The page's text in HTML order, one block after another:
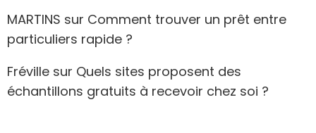
MARTINS sur Comment trouver un prêt entre
particuliers rapide ?
Fréville sur Quels sites proposent des
échantillons gratuits à recevoir chez soi ?